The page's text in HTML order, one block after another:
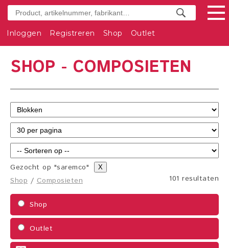
Inloggen Registreren Shop Outlet
SHOP - COMPOSIETEN
Gezocht op "saremco" X
101 resultaten
Shop /Composieten
Shop
Outlet